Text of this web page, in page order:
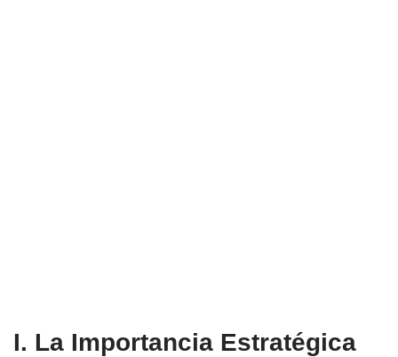
I. La Importancia Estratégica